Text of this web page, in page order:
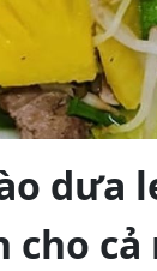
dưa
cả